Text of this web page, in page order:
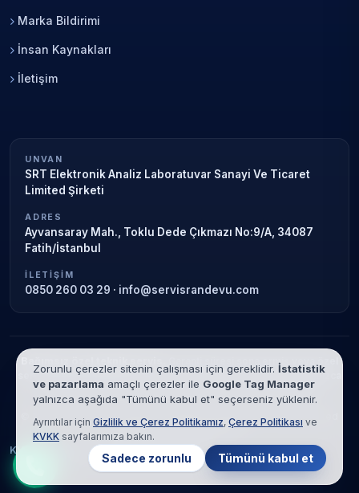
Marka Bildirimi
İnsan Kaynakları
İletişim
UNVAN
SRT Elektronik Analiz Laboratuvar Sanayi Ve Ticaret
Limited Şirketi
ADRES
Ayvansaray Mah., Toklu Dede Çıkmazı No:9/A, 34087
Fatih/İstanbul
İLETIŞIM
0850 260 03 29 · info@servisrandevu.com
Garanti süresi sona ermiş veya özel
servis kapsamındaki cihazlar için hizmet verilir. Marka adları yalnızca
tanımlama amaçlıdır; yetkili servis ilişkisi bulunmamaktadır.
© 2026 SRT Elektronik Analiz Laboratuvar Sanayi Ve Ticaret Limited
Şirketi. Tüm hakları saklıdır.
KVKK
Çerez Politikası Hizmet Şartları
Zorunlu çerezler sitenin çalışması için gereklidir. İstatistik
ve pazarlama amaçlı çerezler ile Google Tag Manager
yalnızca aşağıda "Tümünü kabul et" seçerseniz yüklenir.
Ayrıntılar için Gizlilik ve Çerez Politikamız, Çerez Politikası ve
KVKK sayfalarımıza bakın.
Sadece zorunlu Tümünü kabul et